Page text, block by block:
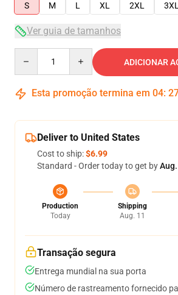
S
M L XL 2XL 3XL
Ver guia de tamanhos
ADICIONAR
Esta promoção termina em 04:
Deliver to United States
Cost to ship:$6.99
Standard - Order today to get by
Production
Today
Shipping
Aug. 11
Transação segura
Entrega mundial na sua porta
Número de rastreamento fornecido